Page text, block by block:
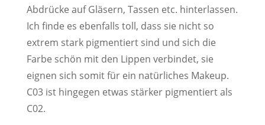
Abdrücke auf Gläsern, Tassen etc. hinterlassen.
Ich finde es ebenfalls toll, dass sie nicht so
extrem stark pigmentiert sind und sich die
Farbe schön mit den Lippen verbindet, sie
eignen sich somit für ein natürliches Makeup.
C03 ist hingegen etwas stärker pigmentiert als
C02.